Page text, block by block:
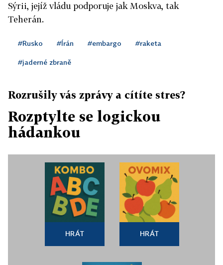
Sýrii, jejíž vládu podporuje jak Moskva, tak
Teherán.
#Rusko #Írán #embargo #raketa
#jaderné zbraně
Rozrušily vás zprávy a cítíte stres?
Rozptylte se logickou
hádankou
HRÁT HRÁT